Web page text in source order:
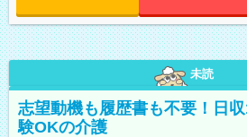
未読
志望動機も履歴書も不要！日
験OKの介護